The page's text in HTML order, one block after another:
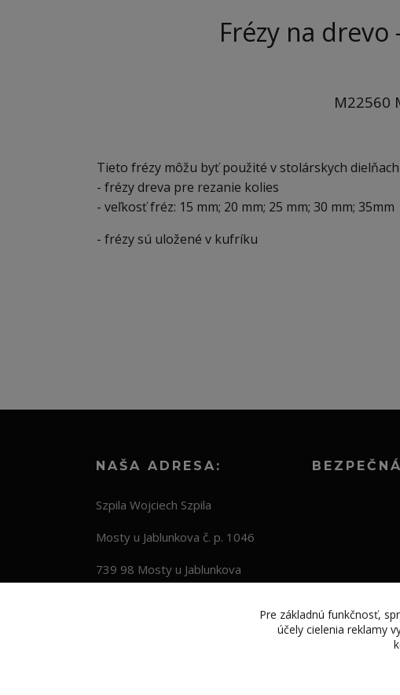
Frézy na drevo
M22560
Tieto frézy môžu byť použité v stolárskych
- frézy dreva pre rezanie kolies
- veľkosť fréz: 15 mm; 20 mm; 25 mm; 30 mm; 35mm
- frézy sú uložené v kufríku
NAŠA ADRESA:
Szpila Wojciech Szpila
Mosty u Jablunkova č. p. 1046
739 98 Mosty u Jablunkova
Pre základnú funkčnosť,
účely cielenia reklamy